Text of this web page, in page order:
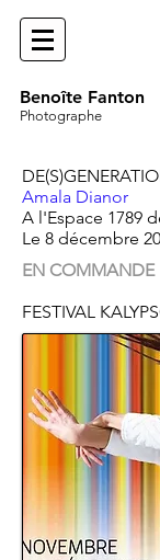
Benoîte Fanton
Photographe
Amala Dianor
A l'Espace 1789
Le 8 décembre
EN COMMANDE
FESTIVAL